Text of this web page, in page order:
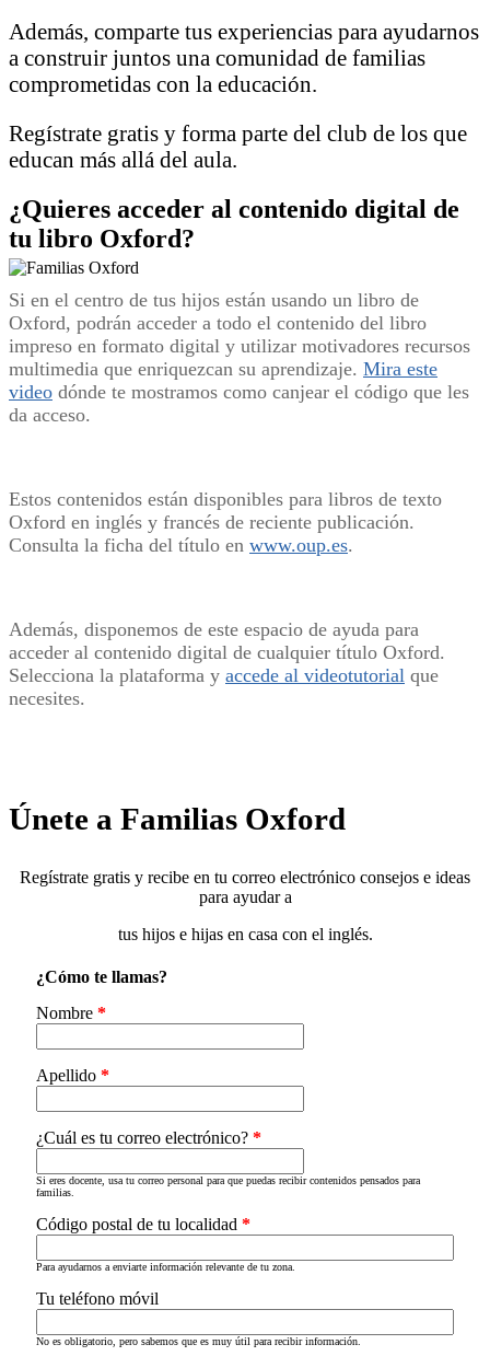
Además, comparte tus experiencias para ayudarnos
a construir juntos una comunidad de familias
comprometidas con la educación.
Regístrate gratis y forma parte del club de los que
educan más allá del aula.
¿Quieres acceder al contenido digital de
tu libro Oxford?
Si en el centro de tus hijos están usando un libro de
Oxford, podrán acceder a todo el contenido del libro
impreso en formato digital y utilizar motivadores recursos
multimedia que enriquezcan su aprendizaje. Mira este
video dónde te mostramos como canjear el código que les
da acceso.
Estos contenidos están disponibles para libros de texto
Oxford en inglés y francés de reciente publicación.
Consulta la ficha del título en www.oup.es.
Además, disponemos de este espacio de ayuda para
acceder al contenido digital de cualquier título Oxford.
Selecciona la plataforma y accede al videotutorial que
necesites.
Únete a Familias Oxford
Regístrate gratis y recibe en tu correo electrónico consejos e ideas
para ayudar a
tus hijos e hijas en casa con el inglés.
¿Cómo te llamas?
Nombre *
Apellido *
¿Cuál es tu correo electrónico? *
Si eres docente, usa tu correo personal para que puedas recibir contenidos pensados para
familias.
Código postal de tu localidad *
Para ayudarnos a enviarte información relevante de tu zona.
Tu teléfono móvil
No es obligatorio, pero sabemos que es muy útil para recibir información.